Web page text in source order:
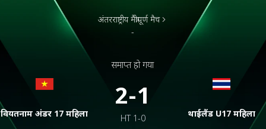
वियतनाम अंडर 17 महिला
अंतरराष्ट्रीय मैत्रीपूर्ण मैच
-
समाप्त हो गया
2-1
HT 1-0
थाईलैंड U17 महिला